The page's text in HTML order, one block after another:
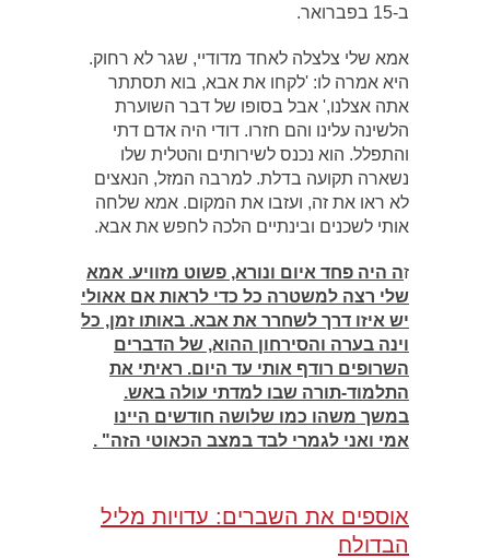
ב-15 בפברואר.
אמא שלי צלצלה לאחד מדודיי, שגר לא רחוק.
היא אמרה לו: 'לקחו את אבא, בוא תסתתר
אתה אצלנו,' אבל בסופו של דבר השוערת
הלשינה עלינו והם חזרו. דודי היה אדם דתי
והתפלל. הוא נכנס לשירותים והטלית שלו
נשארה תקועה בדלת. למרבה המזל, הנאצים
לא ראו את זה, ועזבו את המקום. אמא שלחה
אותי לשכנים ובינתיים הלכה לחפש את אבא.
זה היה פחד איום ונורא, פשוט מזוויע. אמא
שלי רצה למשטרה כל כדי לראות אם אאולי
יש איזו דרך לשחרר את אבא. באותו זמן, כל
וינה בערה והסירחון ההוא, של הדברים
השרופים רודף אותי עד היום. ראיתי את
התלמוד-תורה שבו למדתי עולה באש.
במשך משהו כמו שלושה חודשים היינו
אמי ואני לגמרי לבד במצב הכאוטי הזה" .
אוספים את השברים: עדויות מליל
הבדולח